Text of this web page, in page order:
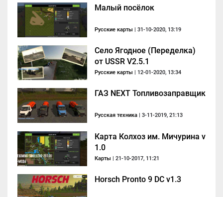
Малый посёлок
Русские карты | 31-10-2020, 13:19
Село Ягодное (Переделка)
от USSR V2.5.1
Русские карты | 12-01-2020, 13:34
ГАЗ NEXT Топливозаправщик
Русская техника | 3-11-2019, 21:13
Карта Колхоз им. Мичурина v
1.0
Карты | 21-10-2017, 11:21
Horsch Pronto 9 DC v1.3